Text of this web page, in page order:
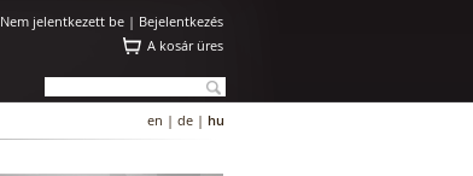
Nem jelentkezett be | Bejelentkezés
A kosár üres
en | de | hu